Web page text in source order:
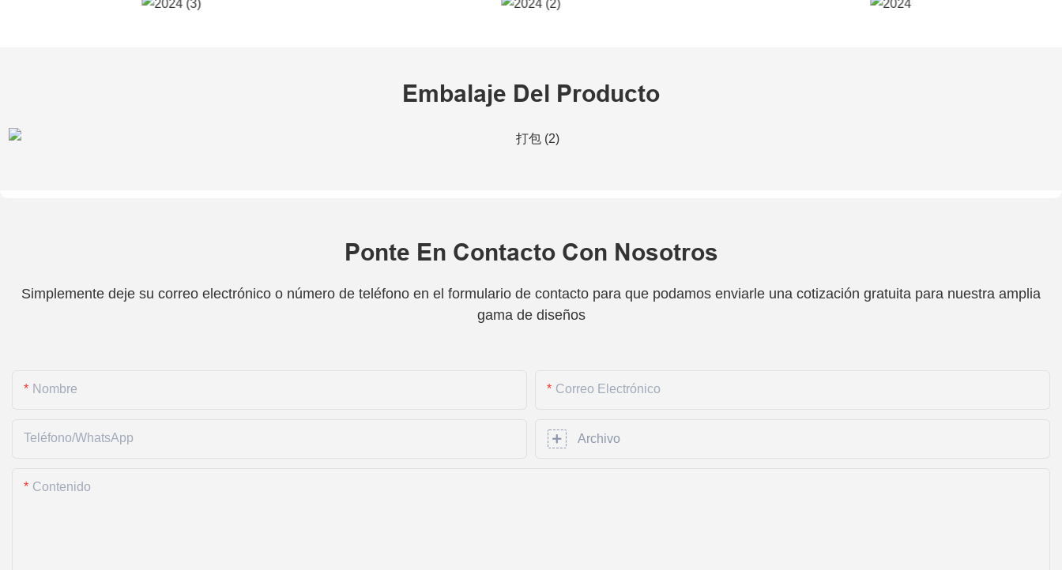
Embalaje Del Producto
Ponte En Contacto Con Nosotros
Simplemente deje su correo electrónico o número de teléfono en el formulario de contacto para que podamos enviarle una cotización gratuita para nuestra amplia
gama de diseños
Nombre Correo Electrónico
Teléfono/WhatsApp Archivo
Contenido